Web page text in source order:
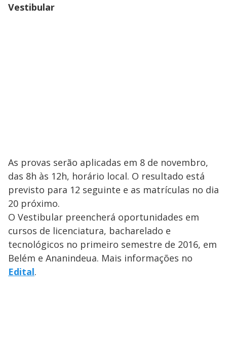
Vestibular
As provas serão aplicadas em 8 de novembro,
das 8h às 12h, horário local. O resultado está
previsto para 12 seguinte e as matrículas no dia
20 próximo.
O Vestibular preencherá oportunidades em
cursos de licenciatura, bacharelado e
tecnológicos no primeiro semestre de 2016, em
Belém e Ananindeua. Mais informações no
Edital.